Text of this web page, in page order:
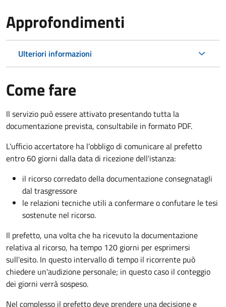
Approfondimenti
Ulteriori informazioni
Come fare
Il servizio può essere attivato presentando tutta la
documentazione prevista, consultabile in formato PDF.
L'ufficio accertatore ha l'obbligo di comunicare al prefetto
entro 60 giorni dalla data di ricezione dell'istanza:
il ricorso corredato della documentazione consegnatagli
dal trasgressore
le relazioni tecniche utili a confermare o confutare le tesi
sostenute nel ricorso.
Il prefetto, una volta che ha ricevuto la documentazione
relativa al ricorso, ha tempo 120 giorni per esprimersi
sull'esito. In questo intervallo di tempo il ricorrente può
chiedere un'audizione personale; in questo caso il conteggio
dei giorni verrà sospeso.
Nel complesso il prefetto deve prendere una decisione e